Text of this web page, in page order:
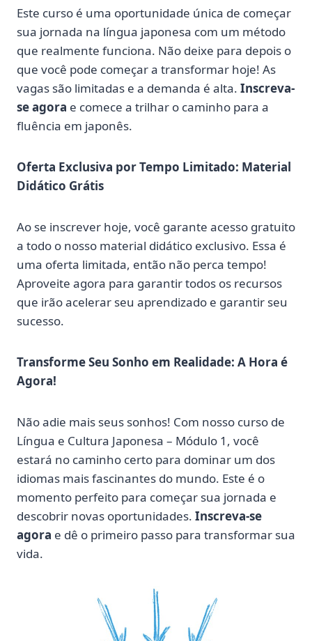
Este curso é uma oportunidade única de começar
sua jornada na língua japonesa com um método
que realmente funciona. Não deixe para depois o
que você pode começar a transformar hoje! As
vagas são limitadas e a demanda é alta. Inscreva-
se agora e comece a trilhar o caminho para a
fluência em japonês.
Oferta Exclusiva por Tempo Limitado: Material
Didático Grátis
Ao se inscrever hoje, você garante acesso gratuito
a todo o nosso material didático exclusivo. Essa é
uma oferta limitada, então não perca tempo!
Aproveite agora para garantir todos os recursos
que irão acelerar seu aprendizado e garantir seu
sucesso.
Transforme Seu Sonho em Realidade: A Hora é
Agora!
Não adie mais seus sonhos! Com nosso curso de
Língua e Cultura Japonesa – Módulo 1, você
estará no caminho certo para dominar um dos
idiomas mais fascinantes do mundo. Este é o
momento perfeito para começar sua jornada e
descobrir novas oportunidades. Inscreva-se
agora e dê o primeiro passo para transformar sua
vida.